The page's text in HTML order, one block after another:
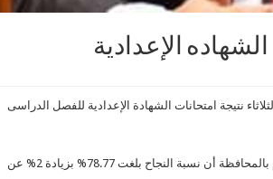
الإعدادية
نتيجة امتحانات الشهادة الإعدادية للفصل الدراسى
وقالت ألفت عبد الرحيم فرغلى وكيل وزارة التربية والتعليم بالمحافظة أن نسبة النجاح بلغت 78.77% بزيادة 2% عن